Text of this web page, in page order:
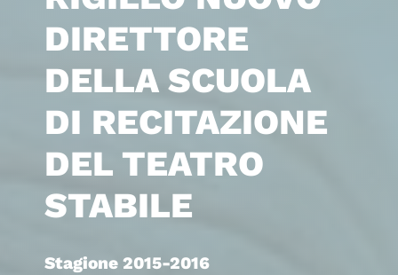
DIRETTORE
DELLA SCUOLA
DI RECITAZIONE
DEL TEATRO
STABILE
Stagione 2015-2016